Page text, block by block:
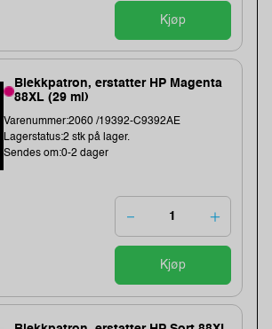
Kjøp
Blekkpatron, erstatter HP Magenta
88XL (29 ml)
Varenummer:2060 /19392-C9392AE
Lagerstatus:2 stk på lager.
Sendes om:0-2 dager
Kjøp